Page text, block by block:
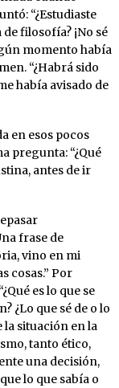
“¿Estudiaste
filosofía? ¡No sé
momento había
“¿Habrá sido
había avisado de
en esos pocos
pregunta: “¿Qué
antes de ir
frase de
vino en mi
cosas.” Por
es lo que se
¿Lo que sé de o lo
la situación en la
tanto ético,
una decisión,
lo que sabía o